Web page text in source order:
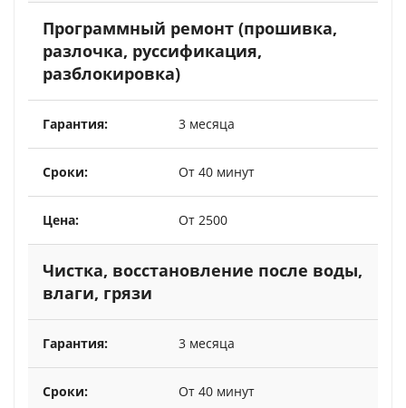
Программный ремонт (прошивка,
разлочка, руссификация,
разблокировка)
3 месяца
От 40 минут
От 2500
Чистка, восстановление после воды,
влаги, грязи
3 месяца
От 40 минут